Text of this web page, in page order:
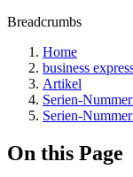
Breadcrumbs
Home
business
Artikel
Serien-
Serien-
On this Page